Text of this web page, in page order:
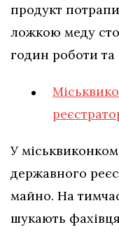
продукт
ложкою меду
годин роботи та
У
державного
майно. На
шукають